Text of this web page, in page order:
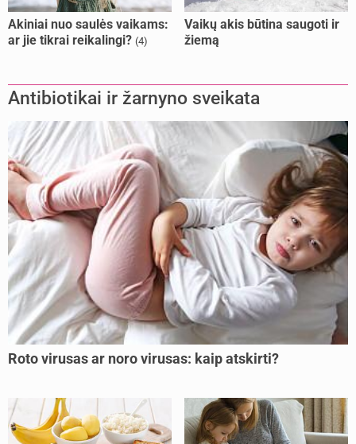
Akiniai nuo saulės vaikams:
ar jie tikrai reikalingi? (4)
Vaikų akis būtina saugoti ir
žiemą
Antibiotikai ir žarnyno sveikata
Roto virusas ar noro virusas: kaip atskirti?